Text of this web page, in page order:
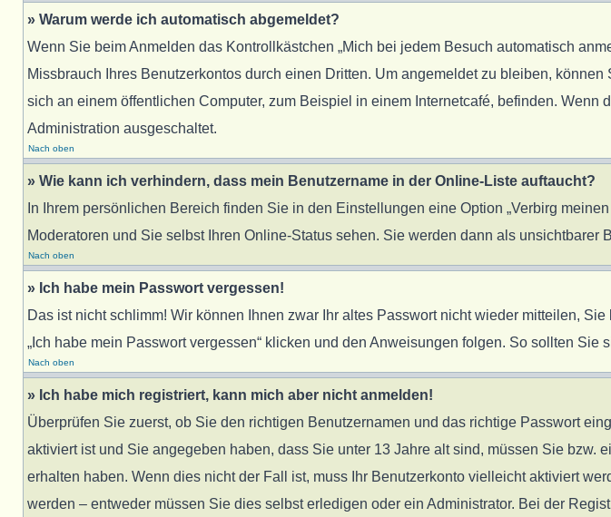
» Warum werde ich automatisch abgemeldet?
Wenn Sie beim Anmelden das Kontrollkästchen „Mich bei jedem Besuch automatisch
Missbrauch Ihres Benutzerkontos durch einen Dritten. Um angemeldet zu bleiben,
sich an einem öffentlichen Computer, zum Beispiel in einem Internetcafé, befinden.
Administration ausgeschaltet.
Nach oben
» Wie kann ich verhindern, dass mein Benutzername in der Online-Liste auftaucht?
In Ihrem persönlichen Bereich finden Sie in den Einstellungen eine Option „Verbirg
Moderatoren und Sie selbst Ihren Online-Status sehen. Sie werden dann als unsichtbarer
Nach oben
» Ich habe mein Passwort vergessen!
Das ist nicht schlimm! Wir können Ihnen zwar Ihr altes Passwort nicht wieder mitteilen,
„Ich habe mein Passwort vergessen“ klicken und den Anweisungen folgen. So sollten Sie
Nach oben
» Ich habe mich registriert, kann mich aber nicht anmelden!
Überprüfen Sie zuerst, ob Sie den richtigen Benutzernamen und das richtige Passwort
aktiviert ist und Sie angegeben haben, dass Sie unter 13 Jahre alt sind, müssen Sie
erhalten haben. Wenn dies nicht der Fall ist, muss Ihr Benutzerkonto vielleicht aktiviert
werden – entweder müssen Sie dies selbst erledigen oder ein Administrator. Bei der